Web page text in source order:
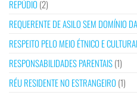
REPÚDIO (2)
REQUERENTE DE ASILO SEM DOMÍNIO
RESPEITO PELO MEIO ÉTNICO E
RESPONSABILIDADES PARENTAIS(1)
RÉU RESIDENTE NO ESTRANGEIRO (1)